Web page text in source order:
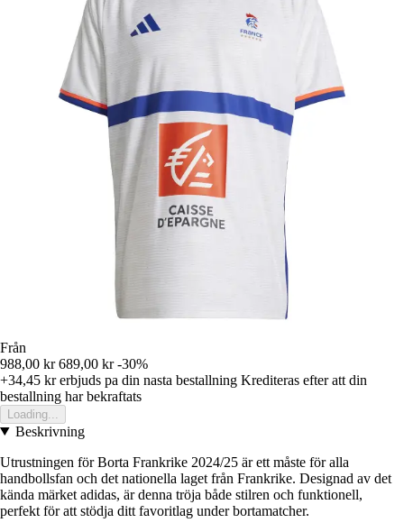
Från
988,00 kr 689,00 kr -30%
+34,45 krerbjuds pa din nasta bestallning Krediteras efter att din
bestallning har bekraftats
Loading...
Beskrivning
Utrustningen för Borta Frankrike 2024/25 är ett måste för alla
handbollsfan och det nationella laget från Frankrike. Designad av det
kända märket adidas, är denna tröja både stilren och funktionell,
perfekt för att stödja ditt favoritlag under bortamatcher.